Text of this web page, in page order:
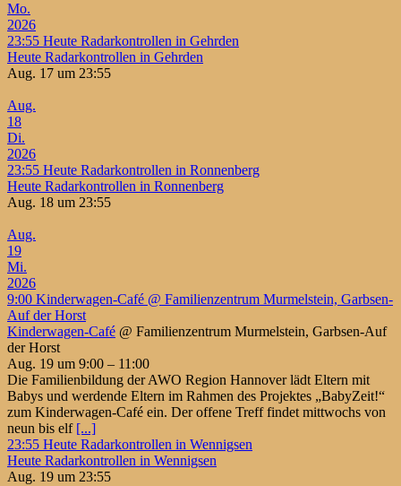
Mo.
2026
23:55 Heute Radarkontrollen in Gehrden
Heute Radarkontrollen in Gehrden
Aug. 17 um 23:55
Aug.
18
Di.
2026
23:55 Heute Radarkontrollen in Ronnenberg
Heute Radarkontrollen in Ronnenberg
Aug. 18 um 23:55
Aug.
19
Mi.
2026
9:00 Kinderwagen-Café @ Familienzentrum Murmelstein, Garbsen-
Auf der Horst
Kinderwagen-Café @ Familienzentrum Murmelstein, Garbsen-Auf
der Horst
Aug. 19 um 9:00 – 11:00
Die Familienbildung der AWO Region Hannover lädt Eltern mit
Babys und werdende Eltern im Rahmen des Projektes „BabyZeit!“
zum Kinderwagen-Café ein. Der offene Treff findet mittwochs von
neun bis elf [...]
23:55 Heute Radarkontrollen in Wennigsen
Heute Radarkontrollen in Wennigsen
Aug. 19 um 23:55